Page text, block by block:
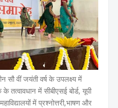
सौ वीं जयंती वर्ष के उपलक्ष्य में
तत्वावधान में सीबीएसई बोर्ड, यूपी
में प्रश्नोत्तरी,भाषण और